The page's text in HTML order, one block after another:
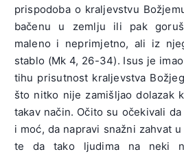
prispodoba o kraljevstvu
bačenu u zemlju ili pak
maleno i neprimjetno, ali iz
stablo (Mk 4, 26-34). Isus je
tihu prisutnost kraljevstva
što nitko nije zamišljao dolazak
takav način. Očito su očekivali
i moć, da napravi snažni zahvat
te da tako ljudima na neki